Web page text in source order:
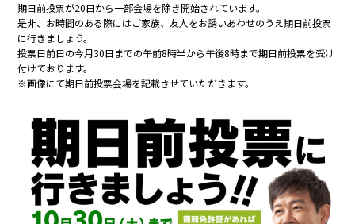
期日前投票が20日から一部会場を除き開始されています。
是非、お時間のある際にはご家族、友人をお誘いあわせのうえ期日前投票
に行きましょう。
投票日前日の今月30日までの午前8時半から午後8時まで期日前投票を受け
付けております。
※画像にて期日前投票会場を記載させていただきます。